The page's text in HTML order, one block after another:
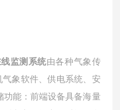
监测系统由各种气象传
象软件、供电系统、安
功能：前端设备具备海量